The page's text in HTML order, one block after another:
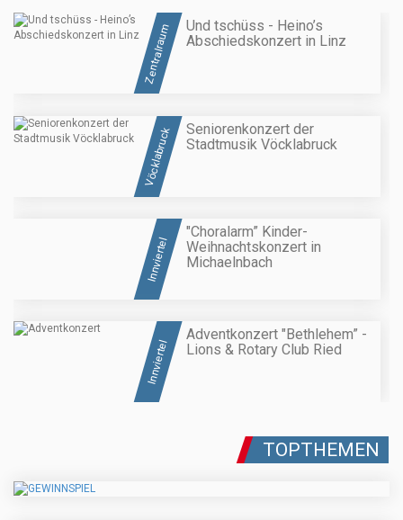
Zentralraum
Und tschüss - Heino’s
Abschiedskonzert in Linz
Vöcklabruck
Seniorenkonzert der
Stadtmusik Vöcklabruck
Innviertel
"Choralarm” Kinder-
Weihnachtskonzert in
Michaelnbach
Innviertel
Adventkonzert "Bethlehem” -
Lions & Rotary Club Ried
TOPTHEMEN